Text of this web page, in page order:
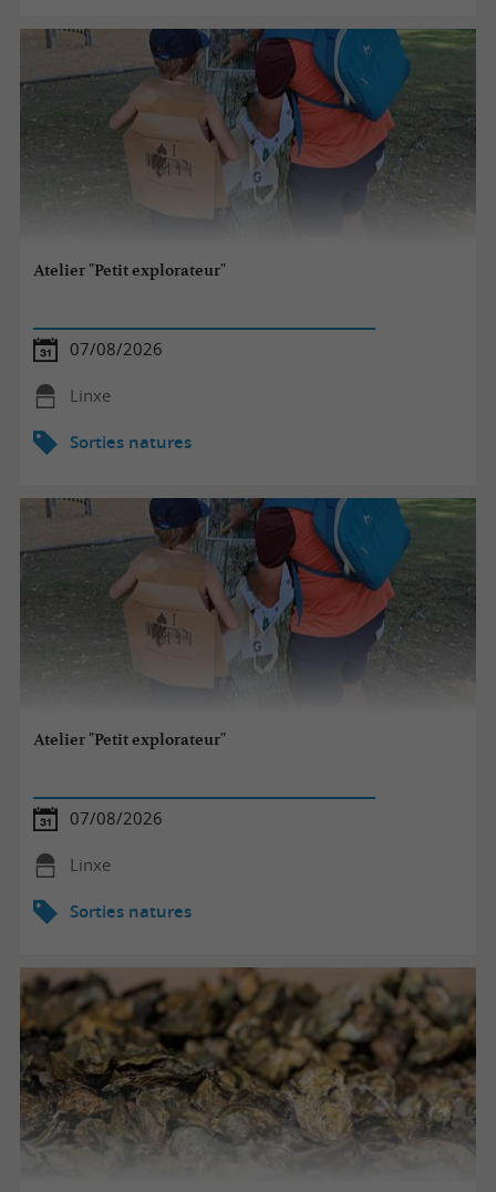
Atelier "Petit explorateur"
07/08/2026
Linxe
Sorties natures
Atelier "Petit explorateur"
07/08/2026
Linxe
Sorties natures